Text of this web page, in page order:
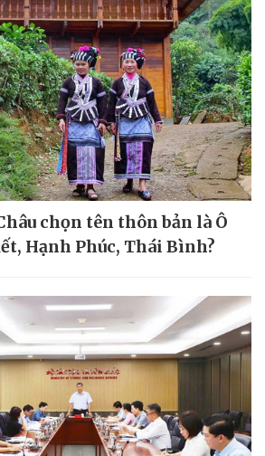
chọn tên thôn bản là Ô
Hạnh Phúc, Thái Bình?